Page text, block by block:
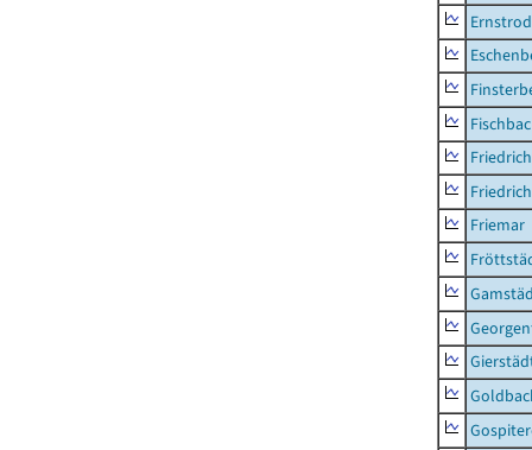
Friemar